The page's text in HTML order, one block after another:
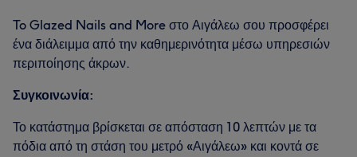
To Glazed Nails and More στο Αιγάλεω σου προσφέρει
ένα διάλειμμα από την καθημερινότητα μέσω υπηρεσιών
περιποίησης άκρων.
Συγκοινωνία:
Το κατάστημα βρίσκεται σε απόσταση 10 λεπτών με τα
πόδια από τη στάση του μετρό «Αιγάλεω» και κοντά σε